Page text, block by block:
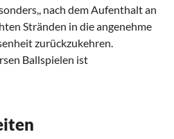
nach dem Aufenthalt an
Stränden in die angenehme
zurückzukehren.
Ballspielen ist